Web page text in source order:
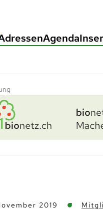
Agenda
2019